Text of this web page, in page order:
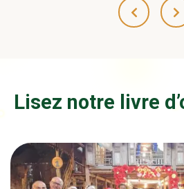
Lisez notre livre